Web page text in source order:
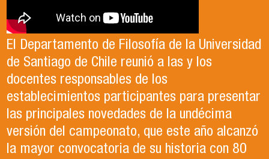
El Departamento de Filosofía de la Universidad
de Santiago de Chile reunió a las y los
docentes responsables de los
establecimientos participantes para presentar
las principales novedades de la undécima
versión del campeonato, que este año alcanzó
la mayor convocatoria de su historia con 80